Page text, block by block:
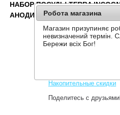
НАБОР ПОСУДЫ TERRA
АНОДИРОВАННОГО АЛЮМИНИЯ
Производитель: Terra
Код товара:Uno
Накопительные скидки
Поделитесь с
Робота магазина
Магазин призупиняє
невизначений термін.
Бережи всіх Бог!